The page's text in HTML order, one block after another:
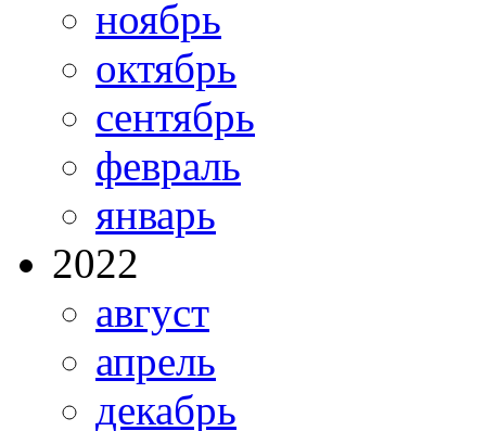
ноябрь
октябрь
сентябрь
февраль
январь
2022
август
апрель
декабрь